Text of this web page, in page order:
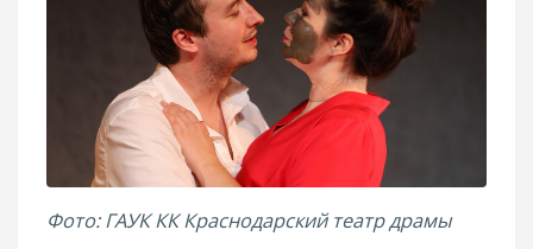
Фото: ГАУК КК Краснодарский театр драмы